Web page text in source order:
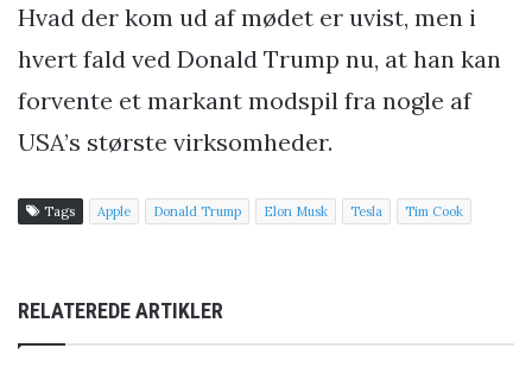
Hvad der kom ud af mødet er uvist, men i
hvert fald ved Donald Trump nu, at han kan
forvente et markant modspil fra nogle af
USA’s største virksomheder.
Tags Apple Donald Trump Elon Musk Tesla Tim Cook
RELATEREDE ARTIKLER